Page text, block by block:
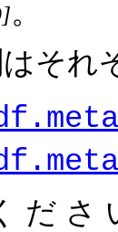
。
それ
ださ